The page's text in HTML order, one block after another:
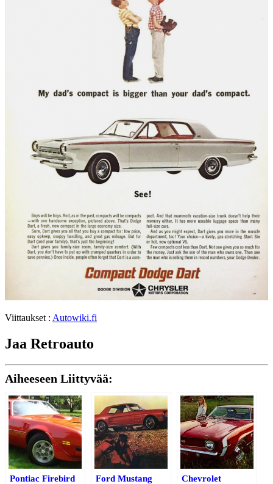
Viittaukset : Autowiki.fi
Jaa Retroauto
Aiheeseen Liittyvää:
Pontiac Firebird
Ford Mustang
Chevrolet